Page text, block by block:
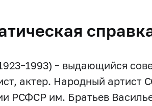
– выдающийся
актер. Народный артист
РСФСР им. Братьев